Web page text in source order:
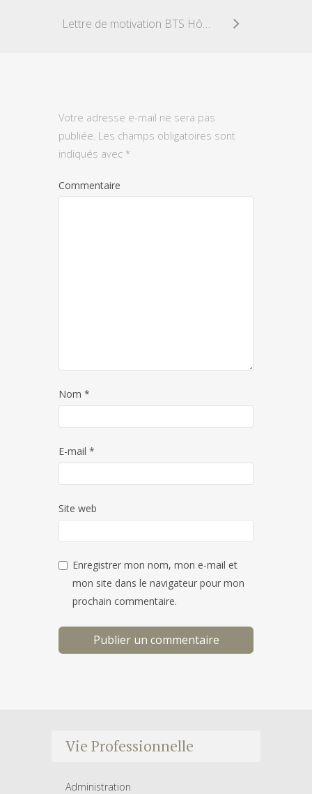
Lettre de motivation BTS Hôtellerie restauration
Votre adresse e-mail ne sera pas
publiée. Les champs obligatoires sont
indiqués avec *
Commentaire
Nom *
E-mail *
Site web
Enregistrer mon nom, mon e-mail et
mon site dans le navigateur pour mon
prochain commentaire.
Vie Professionnelle
Administration